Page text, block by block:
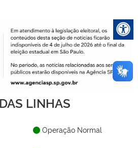
LINHAS
Operação Normal